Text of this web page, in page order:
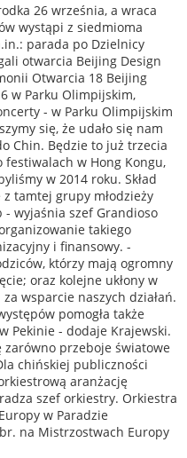
26 września, a wraca
wystąpi z siedmioma
parada po Dzielnicy
otwarcia Beijing Design
Otwarcia 18 Beijing
w Parku Olimpijskim,
- w Parku Olimpijskim
się, że udało się nam
Chin. Będzie to już trzecia
w Hong Kongu,
w 2014 roku. Skład
tamtej grupy młodzieży
wyjaśnia szef Grandioso
takiego
i finansowy. -
którzy mają ogromny
oraz kolejne ukłony w
wsparcie naszych działań.
pomogła także
Pekinie - dodaje Krajewski.
przeboje światowe
chińskiej publiczności
aranżację
szef orkiestry. Orkiestra
w Paradzie
na Mistrzostwach Europy